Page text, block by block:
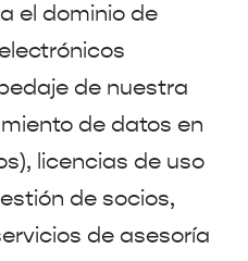
el dominio de
de nuestra
de datos en
licencias de uso
de socios,
de asesoría